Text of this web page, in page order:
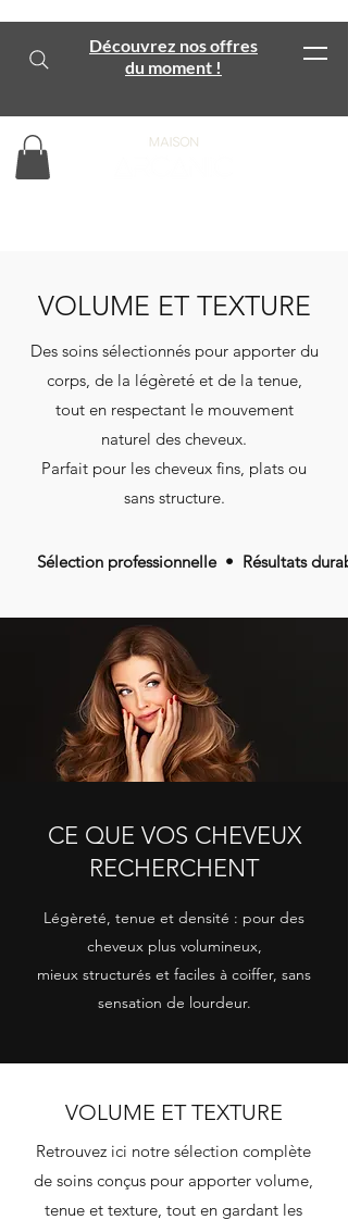
Découvrez nos offres
du moment !
VOLUME ET TEXTURE
Des soins sélectionnés pour apporter du
corps, de la légèreté et de la tenue,
tout en respectant le mouvement
naturel des cheveux.
Parfait pour les cheveux fins, plats ou
sans structure.
Sélection professionnelle • Résultats
CE QUE VOS CHEVEUX
RECHERCHENT
Légèreté, tenue et densité : pour des
cheveux plus volumineux,
mieux structurés et faciles à coiffer, sans
sensation de lourdeur.
VOLUME ET TEXTURE
Retrouvez ici notre sélection complète
de soins conçus pour apporter volume,
tenue et texture, tout en gardant les